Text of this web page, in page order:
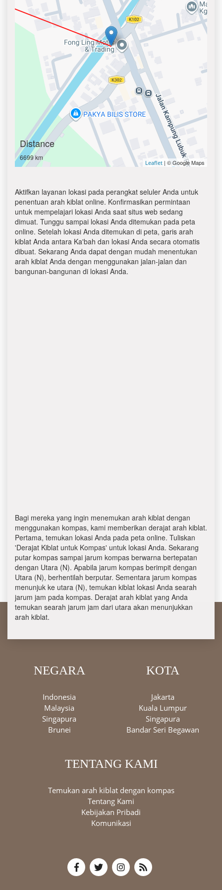
Distance
6699 km
Leaflet | © Google Maps
Aktifkan layanan lokasi pada perangkat seluler Anda untuk
penentuan arah kiblat online. Konfirmasikan permintaan
untuk mempelajari lokasi Anda saat situs web sedang
dimuat. Tunggu sampai lokasi Anda ditemukan pada peta
online. Setelah lokasi Anda ditemukan di peta, garis arah
kiblat Anda antara Ka'bah dan lokasi Anda secara otomatis
dibuat. Sekarang Anda dapat dengan mudah menentukan
arah kiblat Anda dengan menggunakan jalan-jalan dan
bangunan-bangunan di lokasi Anda.
Bagi mereka yang ingin menemukan arah kiblat dengan
menggunakan kompas, kami memberikan derajat arah kiblat.
Pertama, temukan lokasi Anda pada peta online. Tuliskan
'Derajat Kiblat untuk Kompas' untuk lokasi Anda. Sekarang
putar kompas sampai jarum kompas berwarna bertepatan
dengan Utara (N). Apabila jarum kompas berimpit dengan
Utara (N), berhentilah berputar. Sementara jarum kompas
menunjuk ke utara (N), temukan kiblat lokasi Anda searah
jarum jam pada kompas. Derajat arah kiblat yang Anda
temukan searah jarum jam dari utara akan menunjukkan
arah kiblat.
NEGARA
Indonesia
Malaysia
Singapura
Brunei
KOTA
Jakarta
Kuala Lumpur
Singapura
Bandar Seri Begawan
TENTANG KAMI
Temukan arah kiblat dengan kompas
Tentang Kami
Kebijakan Pribadi
Komunikasi